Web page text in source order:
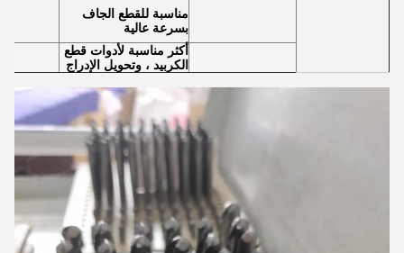
مناسبة للقطع الجاف
بسرعة عالية
أكثر مناسبة لأدوات قطع
الكربيد ، وتحويل الإدراج